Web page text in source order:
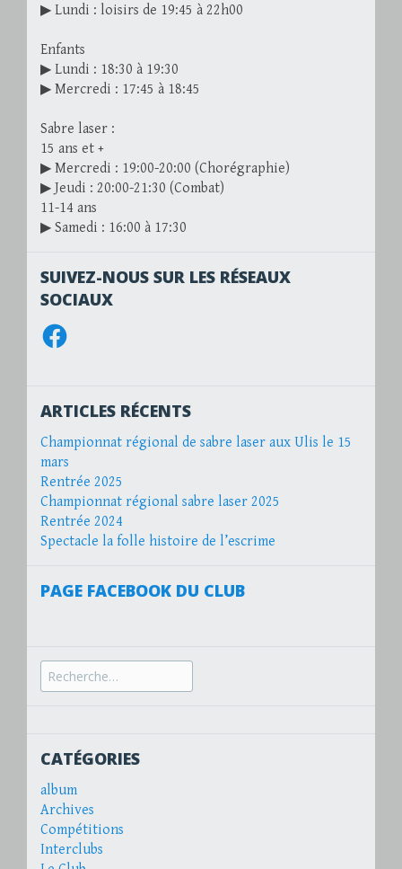
▶ Lundi : loisirs de 19:45 à 22h00
Enfants
▶ Lundi : 18:30 à 19:30
▶ Mercredi : 17:45 à 18:45
Sabre laser :
15 ans et +
▶ Mercredi : 19:00-20:00 (Chorégraphie)
▶ Jeudi : 20:00-21:30 (Combat)
11-14 ans
▶ Samedi : 16:00 à 17:30
SUIVEZ-NOUS SUR LES RÉSEAUX
SOCIAUX
Facebook
ARTICLES RÉCENTS
Championnat régional de sabre laser aux Ulis le 15
mars
Rentrée 2025
Championnat régional sabre laser 2025
Rentrée 2024
Spectacle la folle histoire de l’escrime
PAGE FACEBOOK DU CLUB
Recherche
pour :
CATÉGORIES
album
Archives
Compétitions
Interclubs